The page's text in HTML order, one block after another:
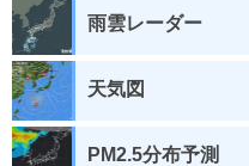
雨雲レーダー
天気図
PM2.5分布予測